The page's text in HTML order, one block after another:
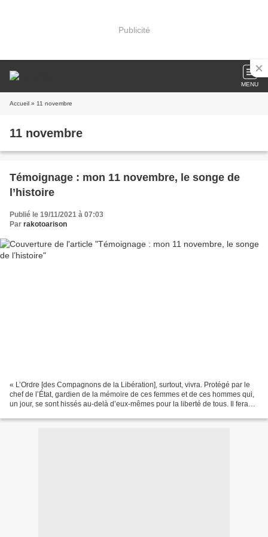
Publicité
MENU
Accueil » 11 novembre
11 novembre
Témoignage : mon 11 novembre, le songe de
l’histoire
Publié le 19/11/2021 à 07:03
Par rakotoarison
« L’Ordre [des Compagnons de la Libération], surtout, vivra. Protégé par le
chef de l’État, gardien de la mémoire de ces femmes et de ces hommes qui,
un jour, se sont hissés au-delà d’eux-mêmes pour la liberté de tous. Il fera